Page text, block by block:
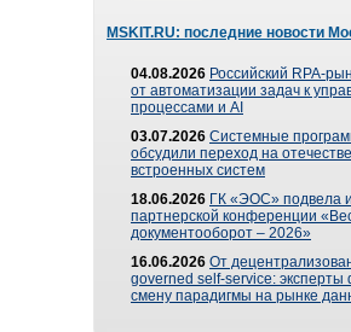
MSKIT.RU: последние новости
04.08.2026 Российский RPA-
от автоматизации задач к
процессами и AI
03.07.2026 Системные
обсудили переход на
встроенных систем
18.06.2026 ГК «ЭОС» подвела
партнерской конференции
документооборот – 2026»
16.06.2026 От
governed self-service: эксперты
смену парадигмы на рынке